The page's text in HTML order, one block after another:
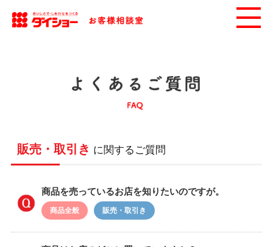
販売・取引き に関するご質問
商品を売っているお店を知りたいのですが。
商品全般 販売・取引き